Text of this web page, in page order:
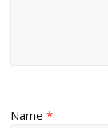
Name*